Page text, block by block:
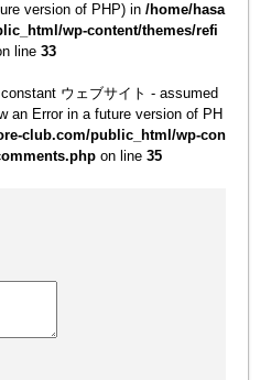
version of PHP) in /home/hasa
wp-content/themes/refi
line 33
ウェブサイト - assumed
an Error in a future version of PH
club.com/public_html/wp-con
on line 35